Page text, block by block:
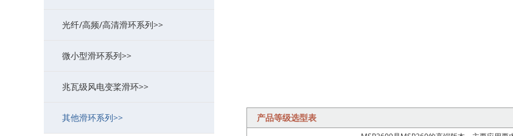
MW系列功率大电流滑环
ME系列以太网滑环
MG系列定子法兰滑环
MB系列工业总线滑环
MK系列气动旋转接头(可组合电)
MAPH液压旋转接头(可组合电)
MQR系列超低扭矩旋转接头
MJ系列空心旋转接头
光纤/高频/高清滑环系列>>
MFO系列光纤/光电组合滑环
MHF系列(高频滑环/旋转关节)
MSDI系列(HD-SDI/1080P高清)
微小型滑环系列>>
MC系列帽式导电滑环
MMC系列微型导电滑环
兆瓦级风电变桨滑环>>
MF系列兆瓦级风电变桨滑环
其他滑环系列>> 产品等级选型表